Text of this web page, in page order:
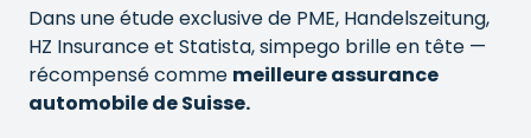
Dans une étude exclusive de PME, Handelszeitung,
HZ Insurance et Statista, simpego brille en tête —
récompensé comme meilleure assurance
automobile de Suisse.